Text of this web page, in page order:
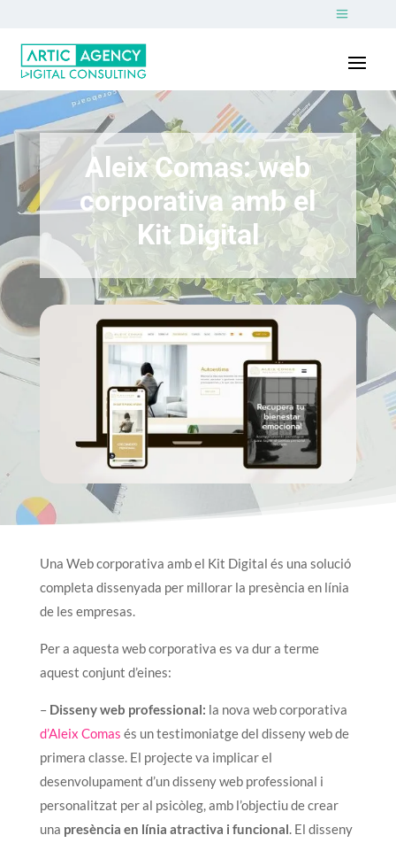
Aleix Comas: web
corporativa amb el
Kit Digital
Una Web corporativa amb el Kit Digital és una solució
completa dissenyada per millorar la presència en línia
de les empresas.
Per a aquesta web corporativa es va dur a terme
aquest conjunt d’eines:
–Disseny web professional: la nova web corporativa
d’Aleix Comas és un testimoniatge del disseny web de
primera classe. El projecte va implicar el
desenvolupament d’un disseny web professional i
personalitzat per al psicòleg, amb l’objectiu de crear
una presència en línia atractiva i funcional. El disseny